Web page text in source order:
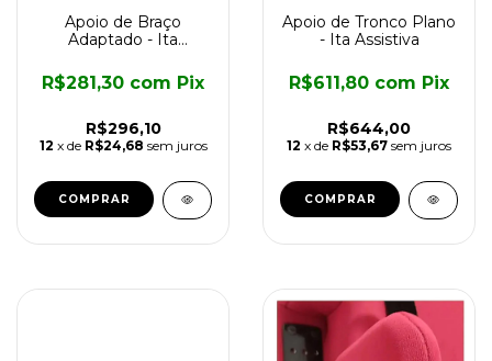
Apoio de Braço
Adaptado - Ita
R$296,10
R$281,30 com Pix
12 x de R$24,68 sem juros
Apoio de Tronco Plano
- Ita Assistiva
R$644,00
R$611,80 com Pix
12 x de R$53,67 sem juros